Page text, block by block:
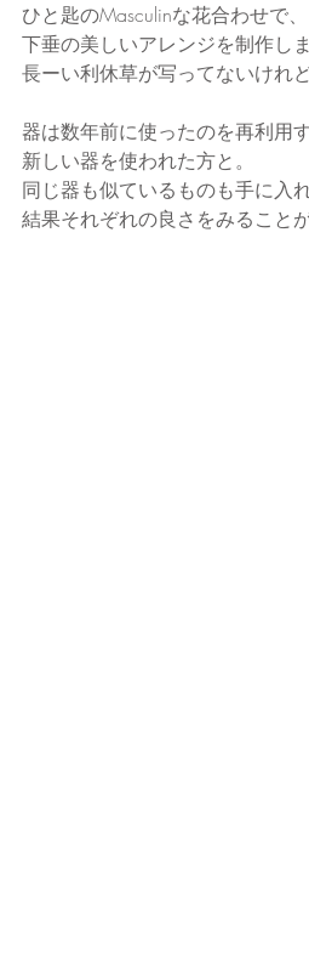
ひと匙のMasculinな花合わせで、
下垂の美しいアレンジを制作しま
長ーい利休草が写ってないけれ
器は数年前に使ったのを再利用す
新しい器を使われた方と。
同じ器も似ているものも手に入
結果それぞれの良さをみること